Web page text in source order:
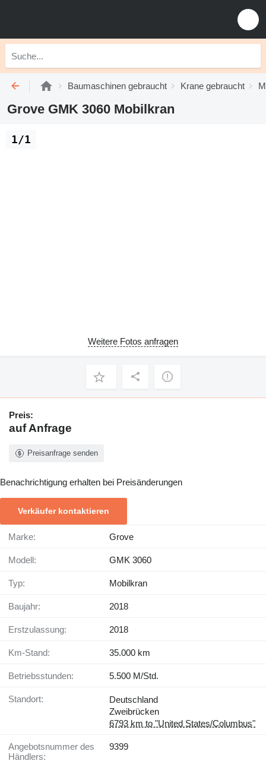
Baumaschinen gebraucht Krane gebraucht
Grove GMK 3060 Mobilkran
1/1
Weitere Fotos anfragen
Preis:
auf Anfrage
Preisanfrage senden
Benachrichtigung erhalten bei Preisänderungen
Verkäufer kontaktieren
Marke: Grove
Modell: GMK 3060
Typ: Mobilkran
Baujahr: 2018
Erstzulassung: 2018
Km-Stand: 35.000 km
Betriebsstunden: 5.500 M/Std.
Standort:
Deutschland
Zweibrücken
6793 km to "United States/Columbus"
Angebotsnummer des
Händlers:
9399